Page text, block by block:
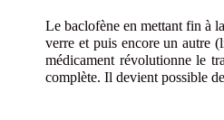
Le baclofène en mettant fin à
verre et puis encore un autre
médicament révolutionne le
complète. Il devient possible